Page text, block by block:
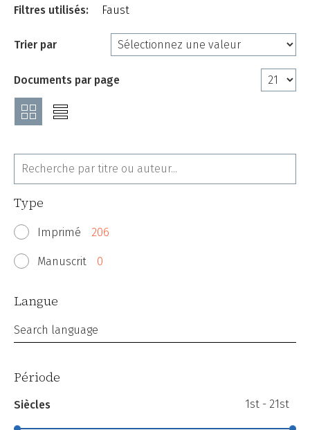
Filtres utilisés: Faust
Trier par
Documents par page
Type
Imprimé 206
Manuscrit 0
Langue
Search language
Période
Siècles 1st - 21st